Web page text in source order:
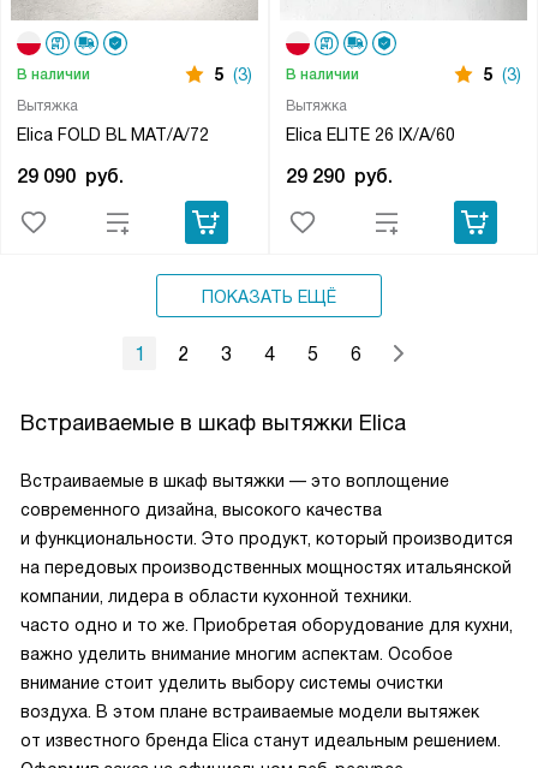
Вытяжка
Elica FOLD BL MAT/A/72
В наличии 5 (3)
29 090 руб.
Вытяжка
Elica ELITE 26 IX/A/60
В наличии 5 (3)
29 290 руб.
ПОКАЗАТЬ ЕЩЁ
1 2 3 4 5 6
Встраиваемые в шкаф вытяжки Elica
Встраиваемые в шкаф вытяжки — это воплощение
современного дизайна, высокого качества
и функциональности. Это продукт, который производится
на передовых производственных мощностях итальянской
компании, лидера в области кухонной техники.
часто одно и то же. Приобретая оборудование для кухни,
важно уделить внимание многим аспектам. Особое
внимание стоит уделить выбору системы очистки
воздуха. В этом плане встраиваемые модели вытяжек
от известного бренда Elica станут идеальным решением.